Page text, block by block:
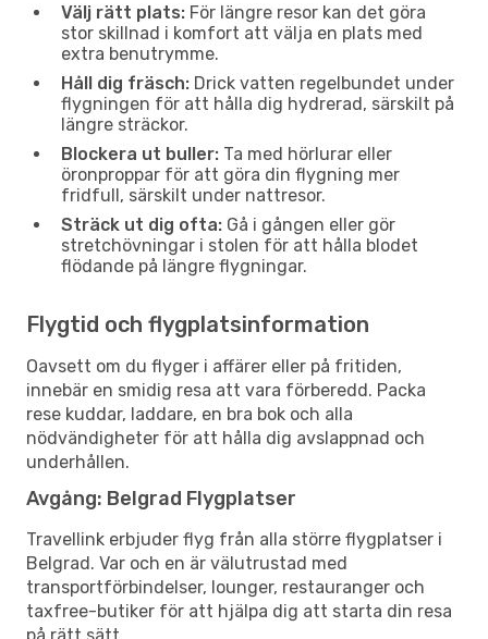
Välj rätt plats: För längre resor kan det göra
stor skillnad i komfort att välja en plats med
extra benutrymme.
Håll dig fräsch: Drick vatten regelbundet under
flygningen för att hålla dig hydrerad, särskilt på
längre sträckor.
Blockera ut buller: Ta med hörlurar eller
öronproppar för att göra din flygning mer
fridfull, särskilt under nattresor.
Sträck ut dig ofta: Gå i gången eller gör
stretchövningar i stolen för att hålla blodet
flödande på längre flygningar.
Flygtid och flygplatsinformation
Oavsett om du flyger i affärer eller på fritiden,
innebär en smidig resa att vara förberedd. Packa
rese kuddar, laddare, en bra bok och alla
nödvändigheter för att hålla dig avslappnad och
underhållen.
Avgång: Belgrad Flygplatser
Travellink erbjuder flyg från alla större flygplatser i
Belgrad. Var och en är välutrustad med
transportförbindelser, lounger, restauranger och
taxfree-butiker för att hjälpa dig att starta din resa